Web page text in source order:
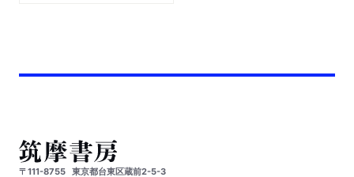
〒111-8755 東京都台東区蔵前2-5-3